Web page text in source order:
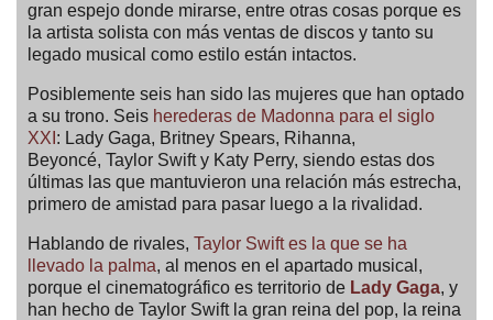
gran espejo donde mirarse, entre otras cosas porque es
la artista solista con más ventas de discos y tanto su
legado musical como estilo están intactos.
Posiblemente seis han sido las mujeres que han optado
a su trono. Seis herederas de Madonna para el siglo
XXI : Lady Gaga, Britney Spears, Rihanna,
Beyoncé, Taylor Swift y Katy Perry, siendo estas dos
últimas las que mantuvieron una relación más estrecha,
primero de amistad para pasar luego a la rivalidad.
Hablando de rivales, Taylor Swift es la que se ha
llevado la palma, al menos en el apartado musical,
porque el cinematográfico es territorio de Lady Gaga, y
han hecho de Taylor Swift la gran reina del pop, la reina